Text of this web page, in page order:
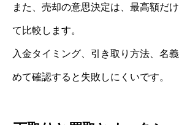
また、売却の意思決定は、最高額だ
て比較します。
入金タイミング、引き取り方法、名
めて確認すると失敗しにくいです。